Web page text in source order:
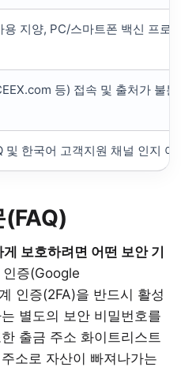
용 지양, PC/스마트폰 백신 프로
등) 접속 및 출처가 불분
및 한국어 고객지원 채널 인지 여
(FAQ)
보호하려면 어떤 보안 기
인증(Google
인증(2FA)을 반드시 활성
별도의 보안 비밀번호를
출금 주소 화이트리스트
소로 자산이 빠져나가는